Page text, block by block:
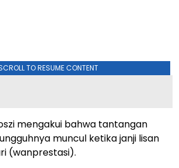
TO RESUME CONTENT
mengakui bahwa tantangan
muncul ketika janji lisan
(wanprestasi).